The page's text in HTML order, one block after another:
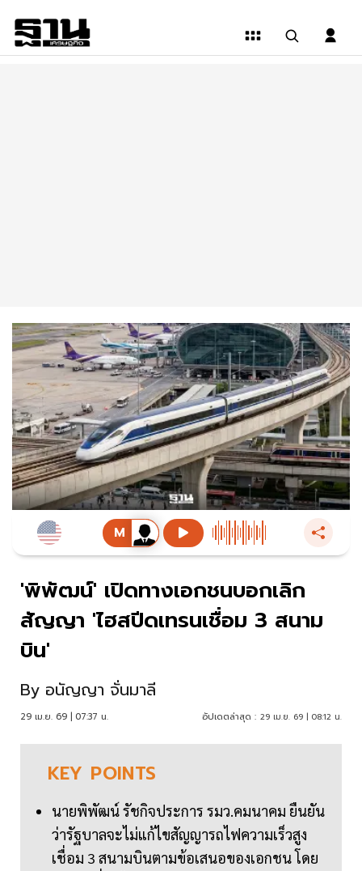
'พิพัฒน์' เปิดทางเอกชนบอกเลิก
สัญญา 'ไฮสปีดเทรนเชื่อม 3 สนาม
บิน'
By อนัญญา จั่นมาลี
29 เม.ย. 69 | 07:37 น. อัปเดตล่าสุด : 29 เม.ย. 69 | 08:12 น.
KEY POINTS
นายพิพัฒน์ รัชกิจประการ รมว.คมนาคม ยืนยัน
ว่ารัฐบาลจะไม่แก้ไขสัญญารถไฟความเร็วสูง
เชื่อม 3 สนามบินตามข้อเสนอของเอกชน โดย